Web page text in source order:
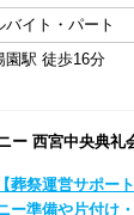
バイト・パート
園駅 徒歩16分
ー 西宮中央典礼
【葬祭運営サポー
ー準備や片付け